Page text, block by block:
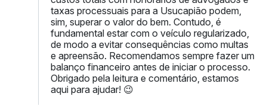
taxas processuais para a Usucapião podem,
sim, superar o valor do bem. Contudo, é
fundamental estar com o veículo regularizado,
de modo a evitar consequências como multas
e apreensão. Recomendamos sempre fazer um
balanço financeiro antes de iniciar o processo.
Obrigado pela leitura e comentário, estamos
aqui para ajudar! 😉